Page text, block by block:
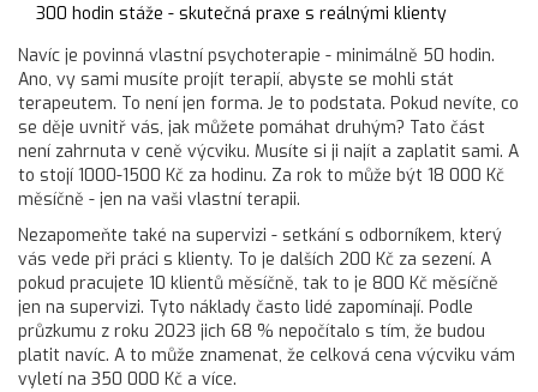
300 hodin stáže - skutečná praxe s reálnými klienty
Navíc je povinná vlastní psychoterapie - minimálně 50 hodin.
Ano, vy sami musíte projít terapií, abyste se mohli stát
terapeutem. To není jen forma. Je to podstata. Pokud nevíte, co
se děje uvnitř vás, jak můžete pomáhat druhým? Tato část
není zahrnuta v ceně výcviku. Musíte si ji najít a zaplatit sami. A
to stojí 1000-1500 Kč za hodinu. Za rok to může být 18 000 Kč
měsíčně - jen na vaši vlastní terapii.
Nezapomeňte také na supervizi - setkání s odborníkem, který
vás vede při práci s klienty. To je dalších 200 Kč za sezení. A
pokud pracujete 10 klientů měsíčně, tak to je 800 Kč měsíčně
jen na supervizi. Tyto náklady často lidé zapomínají. Podle
průzkumu z roku 2023 jich 68 % nepočítalo s tím, že budou
platit navíc. A to může znamenat, že celková cena výcviku vám
vyletí na 350 000 Kč a více.